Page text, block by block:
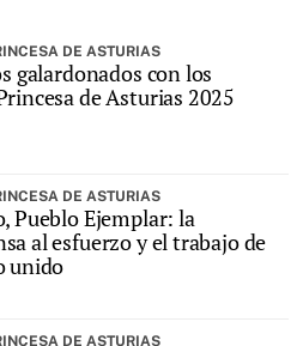
DE ASTURIAS
galardonados con los
de Asturias 2025
DE ASTURIAS
Pueblo Ejemplar: la
al esfuerzo y el trabajo de
unido
DE ASTURIAS